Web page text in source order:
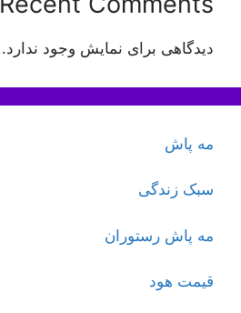
دیدگاهی برای نمایش وجود ندارد.
مه پاش
سبک زندگی
مه پاش رستوران
قیمت هود